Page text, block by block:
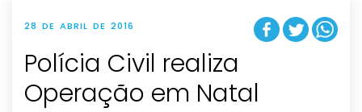
28 DE ABRIL DE 2016
Polícia Civil realiza
Operação em Natal